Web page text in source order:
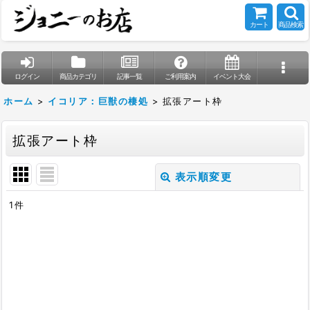
カート 商品検索
ログイン 商品カテゴリ 記事一覧 ご利用案内 イベント大会
ホーム > イコリア：巨獣の棲処 > 拡張アート枠
拡張アート枠
表示順変更
1件